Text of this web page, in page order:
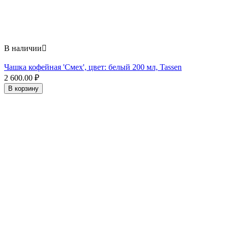
В наличии
Чашка кофейная 'Смех', цвет: белый 200 мл, Tassen
2 600.00 ₽
В корзину